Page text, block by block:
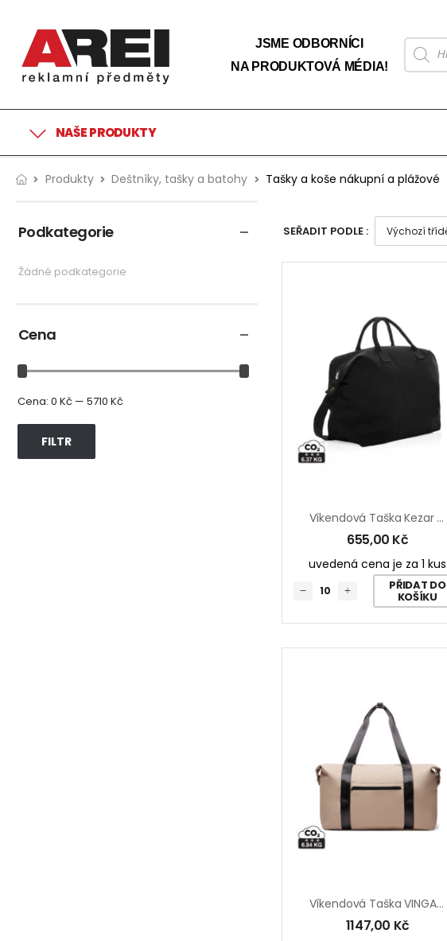
JSME ODBORNÍCI
NA PRODUKTOVÁ MÉDIA!
NAŠE PRODUKTY
Produkty Deštníky, tašky a batohy Tašky a koše nákupní a plážové
Podkategorie
Žádné podkategorie
Cena
FILTR
Cena: 0 Kč — 5710 Kč
SEŘADIT PODLE :
Víkendová Taška Kezar Z 500g Recykl. Canvas AWARE™
655,00 Kč
uvedená cena je za 1 kus
PŘIDAT DO
KOŠÍKU
Víkendová Taška VINGA Baltimore Z RCS
1147,00 Kč